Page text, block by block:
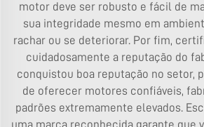
motor deve ser robusto e fácil de
sua integridade mesmo em
rachar ou se deteriorar. Por fim,
cuidadosamente a reputação do
conquistou boa reputação no setor,
de oferecer motores confiáveis,
padrões extremamente elevados.
uma marca reconhecida garante que